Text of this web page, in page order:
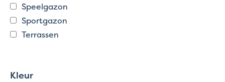
Speelgazon
Sportgazon
Terrassen
Kleur